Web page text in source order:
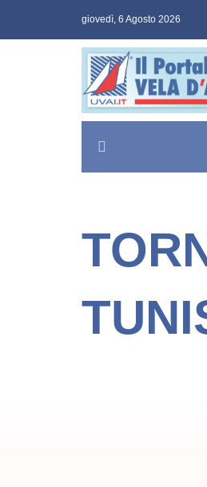
giovedì, 6 Agosto 2026